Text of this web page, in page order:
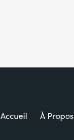
Accueil À Propos